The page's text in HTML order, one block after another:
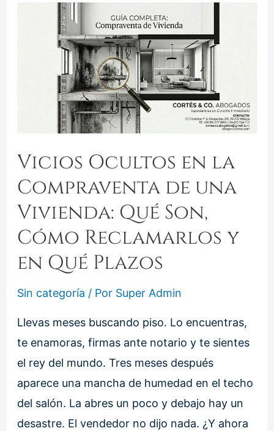
Vicios Ocultos en la
Compraventa de una
Vivienda: Qué Son,
Cómo Reclamarlos y
en Qué Plazos
Sin categoría / Por Super Admin
Llevas meses buscando piso. Lo encuentras,
te enamoras, firmas ante notario y te sientes
el rey del mundo. Tres meses después
aparece una mancha de humedad en el techo
del salón. La abres un poco y debajo hay un
desastre. El vendedor no dijo nada. ¿Y ahora